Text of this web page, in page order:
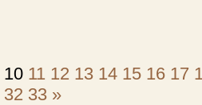
10 11 12 13 14 15 16 17
32 33 »